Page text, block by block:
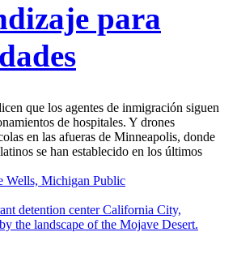
para
que los agentes de inmigración siguen
de hospitales. Y drones
en las afueras de Minneapolis, donde
se han establecido en los últimos
Wells, Michigan Public